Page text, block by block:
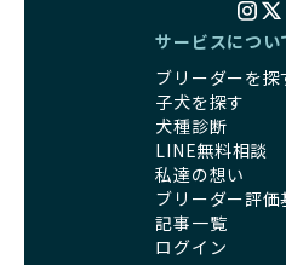
サービスについ
ブリーダーを探
子犬を探す
犬種診断
LINE無料相談
私達の想い
ブリーダー評価
記事一覧
ログイン